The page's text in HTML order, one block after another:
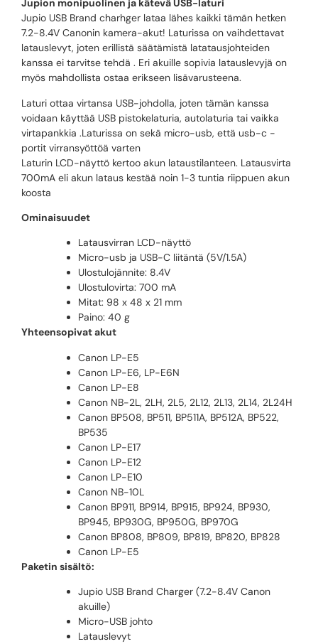
Jupion monipuolinen ja kätevä USB-laturi
Jupio USB Brand charhger lataa lähes kaikki tämän hetken
7.2-8.4V Canonin kamera-akut! Laturissa on vaihdettavat
latauslevyt, joten erillistä säätämistä latatausjohteiden
kanssa ei tarvitse tehdä . Eri akuille sopivia latauslevyjä on
myös mahdollista ostaa erikseen lisävarusteena.
Laturi ottaa virtansa USB-johdolla, joten tämän kanssa
voidaan käyttää USB pistokelaturia, autolaturia tai vaikka
virtapankkia .Laturissa on sekä micro-usb, että usb-c -
portit virransyöttöä varten
Laturin LCD-näyttö kertoo akun lataustilanteen. Latausvirta
700mA eli akun lataus kestää noin 1-3 tuntia riippuen akun
koosta
Ominaisuudet
Latausvirran LCD-näyttö
Micro-usb ja USB-C liitäntä (5V/1.5A)
Ulostulojännite: 8.4V
Ulostulovirta: 700 mA
Mitat: 98 x 48 x 21 mm
Paino: 40 g
Yhteensopivat akut
Canon LP-E5
Canon LP-E6, LP-E6N
Canon LP-E8
Canon NB-2L, 2LH, 2L5, 2L12, 2L13, 2L14, 2L24H
Canon BP508, BP511, BP511A, BP512A, BP522,
BP535
Canon LP-E17
Canon LP-E12
Canon LP-E10
Canon NB-10L
Canon BP911, BP914, BP915, BP924, BP930,
BP945, BP930G, BP950G, BP970G
Canon BP808, BP809, BP819, BP820, BP828
Canon LP-E5
Paketin sisältö:
Jupio USB Brand Charger (7.2-8.4V Canon
akuille)
Micro-USB johto
Latauslevyt